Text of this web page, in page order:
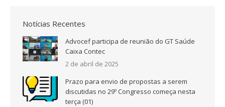
Notícias Recentes
Advocef participa de reunião do GT Saúde
Caixa Contec
2 de abril de 2025
Prazo para envio de propostas a serem
discutidas no 29º Congresso começa nesta
terça (01)